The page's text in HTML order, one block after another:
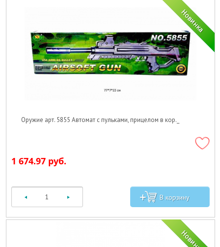
Оружие арт. 5855 Автомат с пульками, прицелом в кор._
1 674.97 руб.